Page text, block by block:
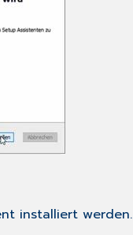
installiert werden.